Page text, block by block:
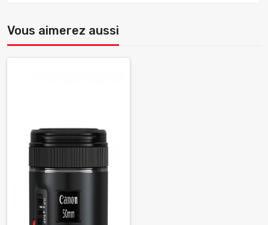
Vous aimerez aussi